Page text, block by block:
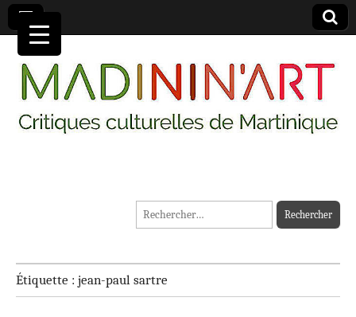
MADININ'ART
Rechercher :
Étiquette : jean-paul sartre